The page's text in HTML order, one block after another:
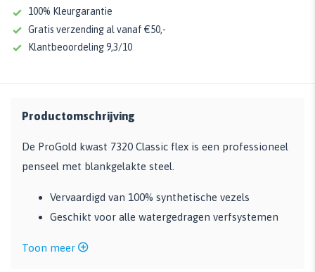
100% Kleurgarantie
Gratis verzending al vanaf €50,-
Klantbeoordeling 9,3/10
Productomschrijving
De ProGold kwast 7320 Classic flex is een professioneel
penseel met blankgelakte steel.
Vervaardigd van 100% synthetische vezels
Geschikt voor alle watergedragen verfsystemen
Toon meer